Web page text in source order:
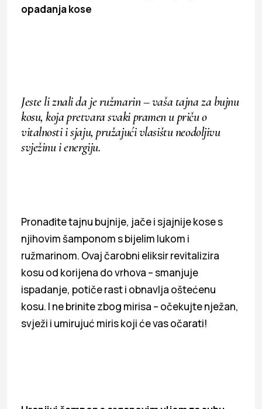
opadanja kose
Jeste li znali da je ružmarin – vaša tajna za bujnu
kosu, koja pretvara svaki pramen u priču o
vitalnosti i sjaju, pružajući vlasištu neodoljivu
svježinu i energiju.
Pronađite tajnu bujnije, jače i sjajnije kose s
njihovim šamponom s bijelim lukom i
ružmarinom. Ovaj čarobni eliksir revitalizira
kosu od korijena do vrhova – smanjuje
ispadanje, potiče rast i obnavlja oštećenu
kosu. I ne brinite zbog mirisa – očekujte nježan,
svježi i umirujuć miris koji će vas očarati!